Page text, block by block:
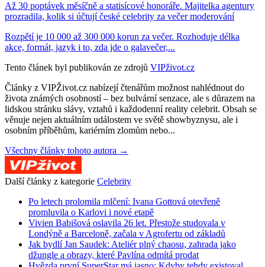
Až 30 poptávek měsíčně a statisícové honoráře. Majitelka agentury
prozradila, kolik si účtují české celebrity za večer moderování
Rozpětí je 10 000 až 300 000 korun za večer. Rozhoduje délka
akce, formát, jazyk i to, zda jde o galavečer,...
Tento článek byl publikován ze zdrojů VIPživot.cz
Články z VIPŽivot.cz nabízejí čtenářům možnost nahlédnout do
života známých osobností – bez bulvární senzace, ale s důrazem na
lidskou stránku slávy, vztahů i každodenní reality celebrit. Obsah se
věnuje nejen aktuálním událostem ve světě showbyznysu, ale i
osobním příběhům, kariérním zlomům nebo...
Všechny články tohoto autora →
Další články z kategorie Celebrity
Po letech prolomila mlčení: Ivana Gottová otevřeně
promluvila o Karlovi i nové etapě
Vivien Babišová oslavila 26 let. Přestože studovala v
Londýně a Barceloně, začala v Agrofertu od základů
Jak bydlí Jan Saudek: Ateliér plný chaosu, zahrada jako
džungle a obrazy, které Pavlína odmítá prodat